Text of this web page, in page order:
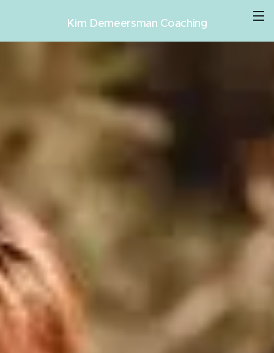
Kim Demeersman Coaching